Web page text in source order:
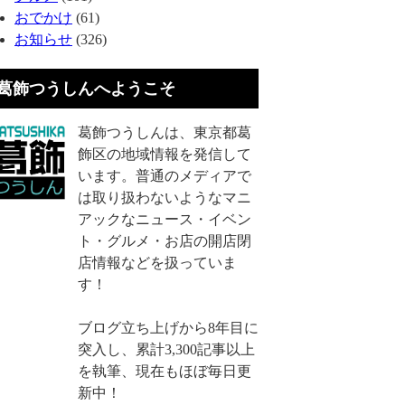
おでかけ (61)
お知らせ (326)
飾つうしんへようこそ
葛飾つうしんは、東京都葛
飾区の地域情報を発信して
います。普通のメディアで
は取り扱わないようなマニ
アックなニュース・イベン
ト・グルメ・お店の開店閉
店情報などを扱っていま
す！
ブログ立ち上げから8年目に
突入し、累計3,300記事以上
を執筆、現在もほぼ毎日更
新中！